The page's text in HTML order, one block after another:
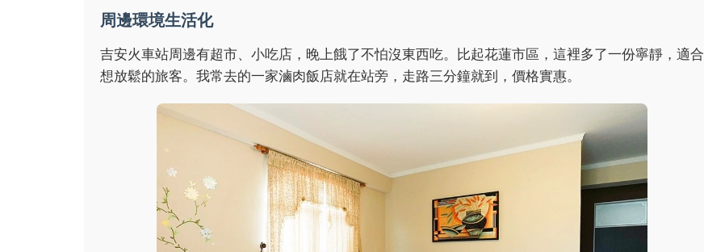
周邊環境生活化
吉安火車站周邊有超市、小吃店，晚上餓了不怕沒東西吃。比起花蓮市區，這裡多了一份寧靜，適合
想放鬆的旅客。我常去的一家滷肉飯店就在站旁，走路三分鐘就到，價格實惠。